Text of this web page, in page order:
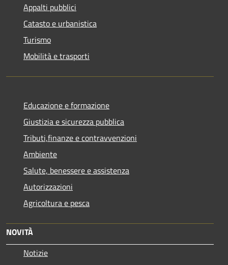
Appalti pubblici
Catasto e urbanistica
Turismo
Mobilità e trasporti
Educazione e formazione
Giustizia e sicurezza pubblica
Tributi,finanze e contravvenzioni
Ambiente
Salute, benessere e assistenza
Autorizzazioni
Agricoltura e pesca
NOVITÀ
Notizie